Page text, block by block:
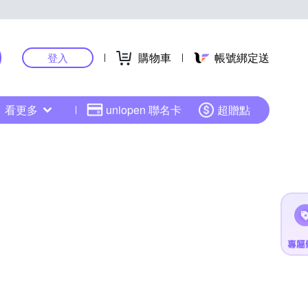
登入 購物車 帳號綁定送
看更多 uniopen 聯名卡 超贈點